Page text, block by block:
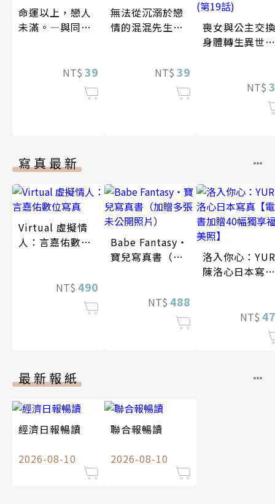
命運以上，戀人
未滿。―與同期α
NT$ 39
無法從沉溺於戀
情的混混先生
NT$ 39
喪女與公主交換
身體轉生異世界
NT$
寫真最新
Virtual 虛擬情
人：言嘉佑數位
NT$ 490
Babe Fantasy‧
寶兒寫真書（加
NT$ 488
洛入你心：
陳洛心日本寫真
NT$
最新報紙
經濟日報暢讀
2026-08-10
聯合報暢讀
2026-08-10